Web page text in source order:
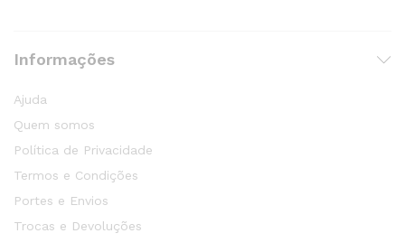
Informações
Ajuda
Quem somos
Política de Privacidade
Termos e Condições
Portes e Envios
Trocas e Devoluções